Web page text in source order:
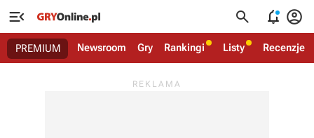
   
PREMIUM Newsroom Gry Rankingi Listy Recenzje